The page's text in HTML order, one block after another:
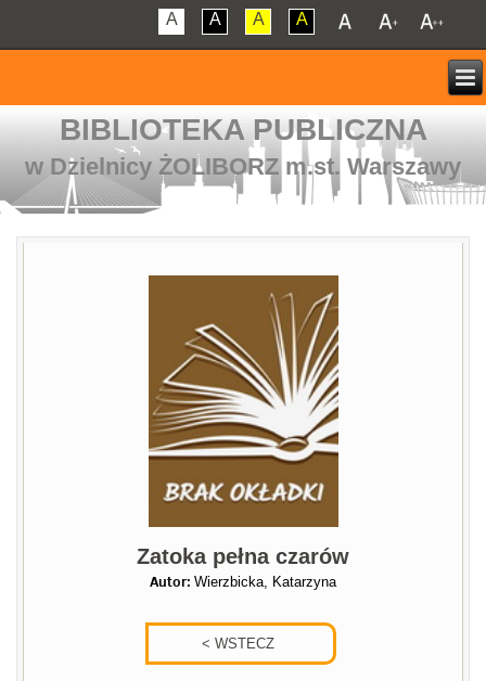
A A A A
BIBLIOTEKA PUBLICZNA
w Dzielnicy ŻOLIBORZ m.st. Warszawy
Zatoka pełna czarów
Autor: Wierzbicka, Katarzyna